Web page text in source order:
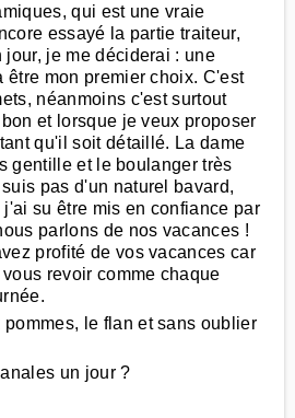
qui est une vraie
essayé la partie traiteur,
jour, je me déciderai : une
être mon premier choix. C'est
néanmoins c'est surtout
et lorsque je veux proposer
qu'il soit détaillé. La dame
gentille et le boulanger très
pas d'un naturel bavard,
su être mis en confiance par
parlons de nos vacances !
profité de vos vacances car
revoir comme chaque
le flan et sans oublier
un jour ?